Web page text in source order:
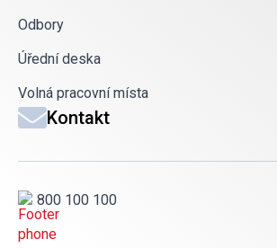
Odbory
Úřední deska
Volná pracovní místa
Kontakt
800 100 100